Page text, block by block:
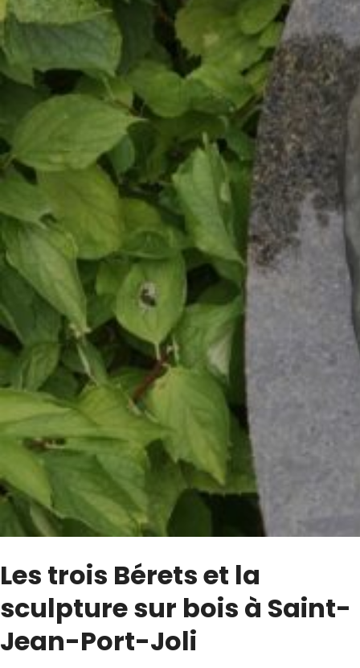
Les trois Bérets et la
sculpture sur bois à Saint-
Jean-Port-Joli